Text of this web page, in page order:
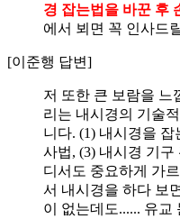
경 잡는법을 바꾼 후
에서 뵈면 꼭 인사드
[이준행 답변]
저 또한 큰 보람을 느
리는 내시경의 기술
니다. (1) 내시경을 잡
사법, (3) 내시경 기구
디서도 중요하게 가
서 내시경을 하다 보
이 없는데도...... 유교